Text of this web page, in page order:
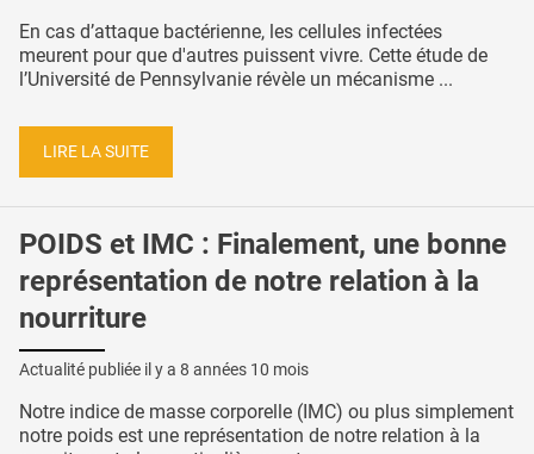
En cas d’attaque bactérienne, les cellules infectées
meurent pour que d'autres puissent vivre. Cette étude de
l’Université de Pennsylvanie révèle un mécanisme ...
LIRE LA SUITE
POIDS et IMC : Finalement, une bonne
représentation de notre relation à la
nourriture
Actualité publiée il y a 8 années 10 mois
Notre indice de masse corporelle (IMC) ou plus simplement
notre poids est une représentation de notre relation à la